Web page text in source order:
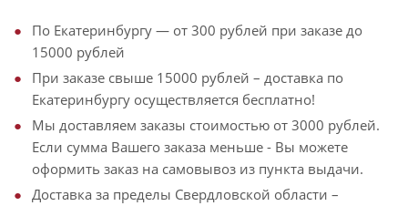
По Екатеринбургу — от 300 рублей при заказе до
15000 рублей
При заказе свыше 15000 рублей – доставка по
Екатеринбургу осуществляется бесплатно!
Мы доставляем заказы стоимостью от 3000 рублей.
Если сумма Вашего заказа меньше - Вы можете
оформить заказ на самовывоз из пункта выдачи.
Доставка за пределы Свердловской области –